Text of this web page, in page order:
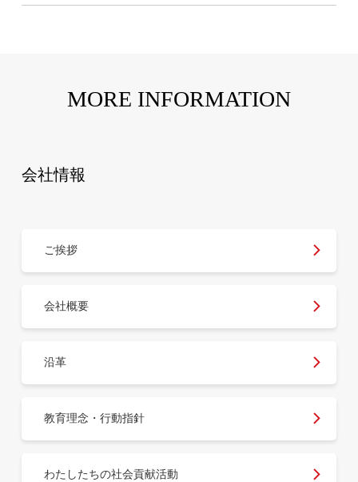
MORE INFORMATION
会社情報
ご挨拶
会社概要
沿革
教育理念・行動指針
わたしたちの社会貢献活動